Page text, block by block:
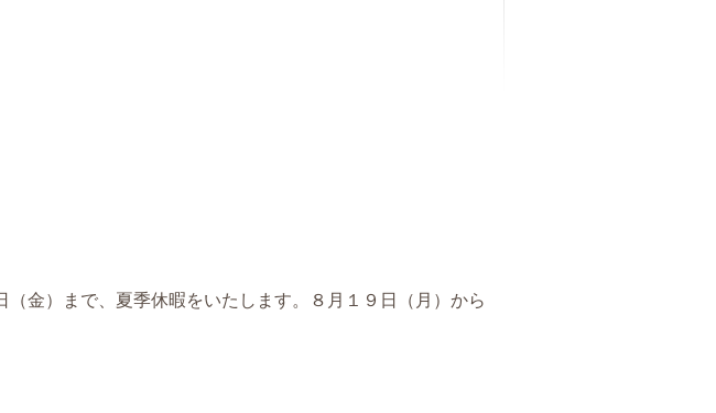
金）まで、夏季休暇をいたします。８月１９日（月）から